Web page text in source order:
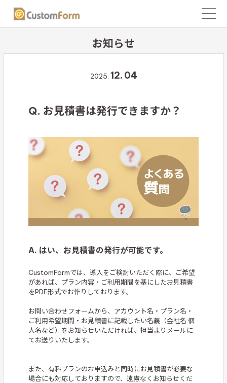
お知らせ
2025. 12. 04
Q. お見積書は発行できますか？
A. はい、お見積書の発行が可能です。
CustomFormでは、導入をご検討いただく際に、ご希望
があれば、プラン内容・ご利用期間を基にしたお見積書
をPDF形式でお作りしております。
お問い合わせフォームから、アカウント名・プラン名・
ご利用希望期間・お見積書に記載したい名義（会社名 個
人名など）をお知らせいただければ、担当よりメールに
てお送りいたします。
また、有料プランのお申込みと同時にお見積書が必要な
場合にも対応しておりますので、遠慮なくお知らせくだ